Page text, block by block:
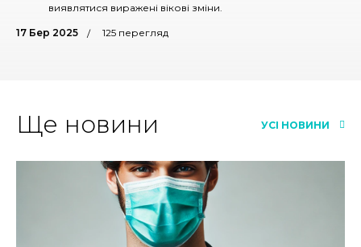
виявлятися виражені вікові зміни.
17 Бер 2025 125 перегляд
Ще новини УСІ НОВИНИ